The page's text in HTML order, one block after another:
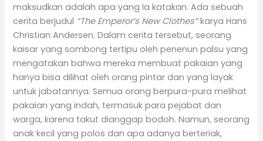
maksudkan adalah apa yang Ia katakan. Ada sebuah
cerita berjudul “The Emperor’s New Clothes”karya Hans
Christian Andersen. Dalam cerita tersebut, seorang
kaisar yang sombong tertipu oleh penenun palsu yang
mengatakan bahwa mereka membuat pakaian yang
hanya bisa dilihat oleh orang pintar dan yang layak
untuk jabatannya. Semua orang berpura-pura melihat
pakaian yang indah, termasuk para pejabat dan
warga, karena takut dianggap bodoh. Namun, seorang
anak kecil yang polos dan apa adanya berteriak,